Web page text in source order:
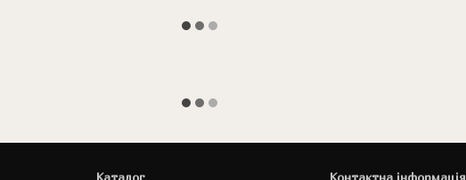
Каталог Контактна інформація